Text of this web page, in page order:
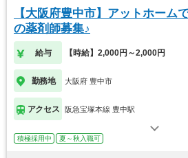
【大阪府豊中市】アットホーム
の薬剤師募集♪
給与 【時給】2,000円～2,000円
勤務地 大阪府 豊中市
アクセス 阪急宝塚本線 豊中駅
積極採用中 夏～秋入職可